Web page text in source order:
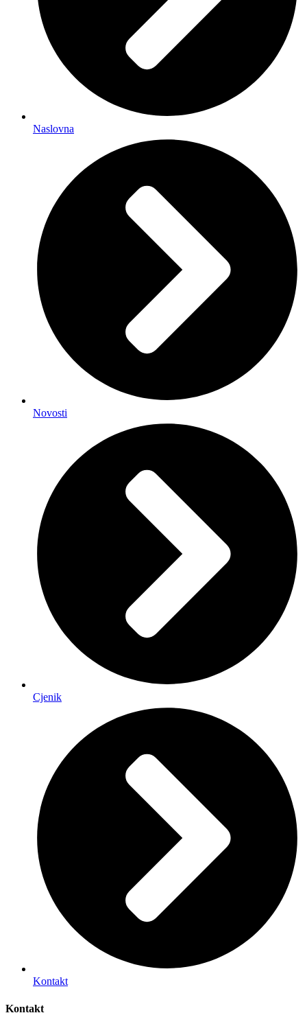
Naslovna
Novosti
Cjenik
Kontakt
Kontakt